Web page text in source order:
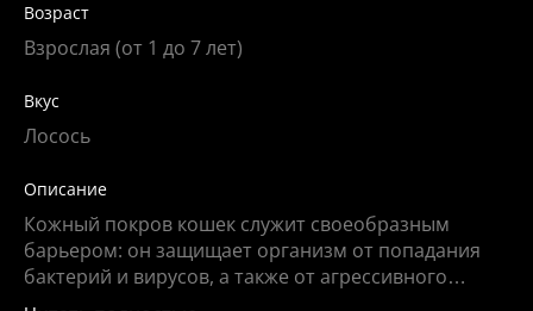
Возраст
Взрослая (от 1 до 7 лет)
Вкус
Лосось
Описание
Кожный покров кошек служит своеобразным
барьером: он защищает организм от попадания
бактерий и вирусов, а также от агрессивного
воздействия внешней среды. Если же защитные